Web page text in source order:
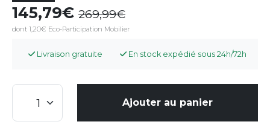
145,79 269,99
dont 1,20€ Eco-Participation Mobilier
Livraison gratuite En stock expédié sous 24h/72h
Ajouter au panier